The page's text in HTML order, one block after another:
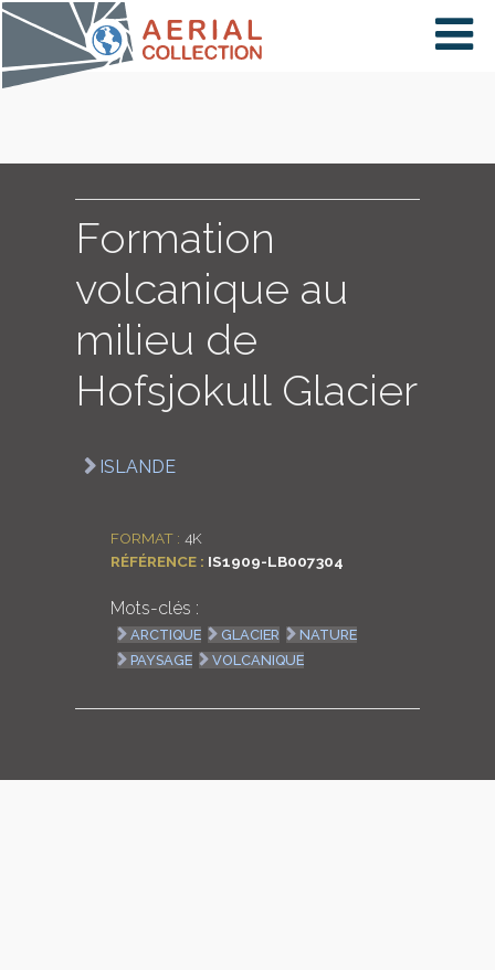
×
CARTE
COLLECTIONS
Formation
volcanique au
milieu de
Hofsjokull Glacier
ISLANDE
FORMAT : 4K
RÉFÉRENCE : IS1909-LB007304
Mots-clés :
ARCTIQUE GLACIER
NATURE
PAYSAGE
VOLCANIQUE